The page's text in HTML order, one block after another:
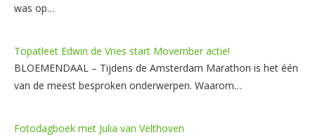
was op…
Topatleet Edwin de Vries start Movember actie!
BLOEMENDAAL – Tijdens de Amsterdam Marathon is het één
van de meest besproken onderwerpen. Waarom…
Fotodagboek met Julia van Velthoven